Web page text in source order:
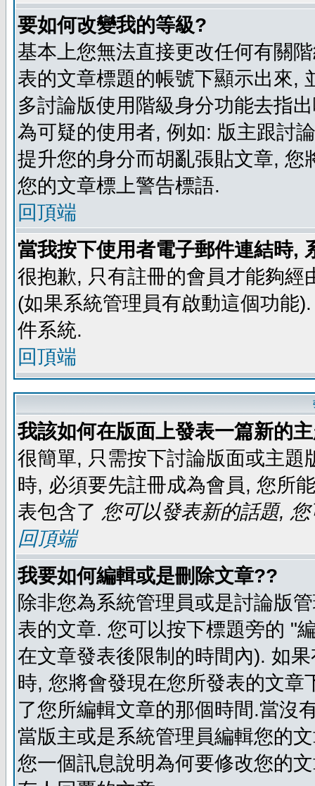
要如何改變我的等級?
基本上您無法直接更改任何有關
表的文章標題的帳號下顯示出來,
多討論版使用階級身分功能去指
為可疑的使用者, 例如: 版主跟討
提升您的身分而胡亂張貼文章,
您的文章標上警告標語.
回頂端
當我按下使用者電子郵件連結時,
很抱歉, 只有註冊的會員才能夠
(如果系統管理員有啟動這個功能
件系統.
回頂端
我該如何在版面上發表一篇新的
很簡單, 只需按下討論版面或主
時, 必須要先註冊成為會員, 您所
表包含了 您可以發表新的話題,
回頂端
我要如何編輯或是刪除文章??
除非您為系統管理員或是討論版
表的文章. 您可以按下標題旁的 "
在文章發表後限制的時間內). 如
時, 您將會發現在您所發表的文
了您所編輯文章的那個時間.當沒
當版主或是系統管理員編輯您的
您一個訊息說明為何要修改您的